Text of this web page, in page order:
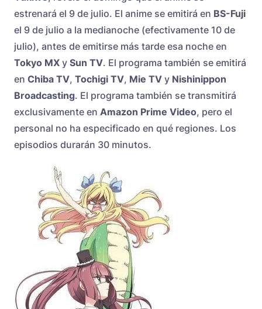
estrenará el 9 de julio. El anime se emitirá en BS-Fuji
el 9 de julio a la medianoche (efectivamente 10 de
julio), antes de emitirse más tarde esa noche en
Tokyo MX y Sun TV. El programa también se emitirá
en Chiba TV, Tochigi TV, Mie TV y Nishinippon
Broadcasting. El programa también se transmitirá
exclusivamente en Amazon Prime Video, pero el
personal no ha especificado en qué regiones. Los
episodios durarán 30 minutos.